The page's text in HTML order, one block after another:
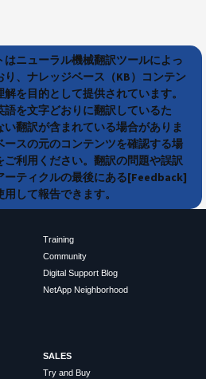
はニューラル機械翻訳ツールによっ
り、ナレッジベース（KB）コンテン
を目的として提供されています。
語を文字どおりに翻訳しているた
い翻訳が含まれている場合がありま
ースの元のコンテンツを確認する場
ご利用ください。翻訳の問題や誤訳
ーティクルの最後にある[Feedback]
して報告できます。
Training
Community
Digital Support Blog
NetApp Neighborhood
SALES
Try and Buy